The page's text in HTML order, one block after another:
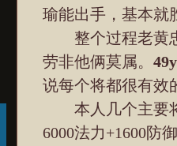
瑜能出手，基本就
整个过程老黄忠
劳非他俩莫属。
说每个将都很有效
本人几个主要将
6000法力+1600防